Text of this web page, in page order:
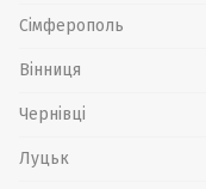
Сімферополь
Вінниця
Чернівці
Луцьк